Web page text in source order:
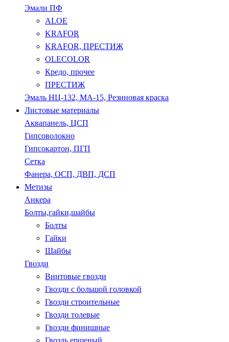
Эмали ПФ
ALOE
KRAFOR
KRAFOR, ПРЕСТИЖ
OLECOLOR
Кредо, прочее
ПРЕСТИЖ
Эмаль НЦ-132, МА-15, Резиновая краска
Листовые материалы
Аквапанель, ЦСП
Гипсоволокно
Гипсокартон, ПГП
Сетка
Фанера, ОСП, ДВП, ДСП
Метизы
Анкера
Болты,гайки,шайбы
Болты
Гайки
Шайбы
Гвозди
Винтовые гвозди
Гвозди с большой головкой
Гвозди строительные
Гвозди толевые
Гвозди финишные
Гвоздь ершеный